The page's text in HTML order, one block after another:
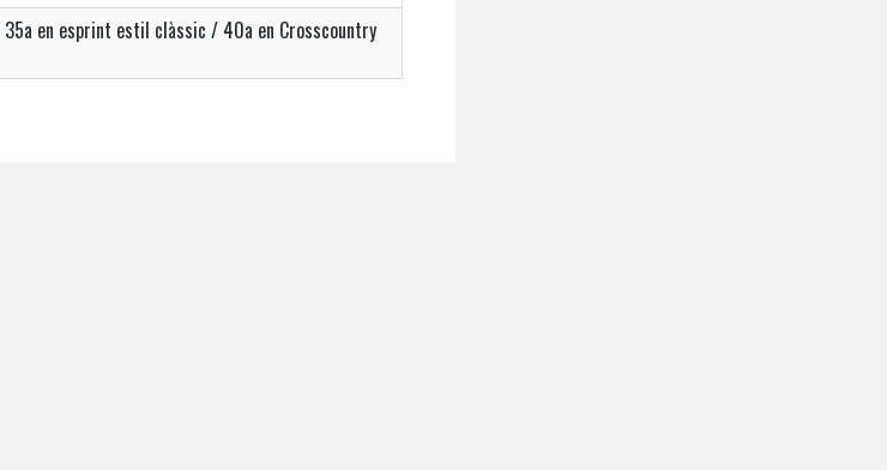
en esprint estil clàssic / 40a en Crosscountry